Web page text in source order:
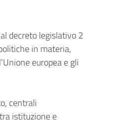
decreto legislativo 2
in materia,
europea e gli
centrali
istituzione e